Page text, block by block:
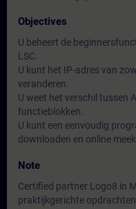
Objectives
U beheert de
LSC.
U kunt het IP-adres van
veranderen.
U weet het verschil tussen
functieblokken.
U kunt een eenvoudig
downloaden en online
Note
Certified partner Logo8 in
praktijkgerichte